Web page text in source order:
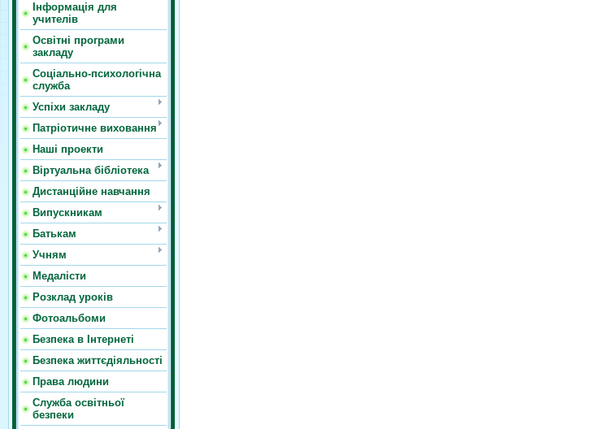
Інформація для
учителів
Освітні програми
закладу
Соціально-психологічна
служба
Успіхи закладу
Патріотичне виховання
Наші проекти
Віртуальна бібліотека
Дистанційне навчання
Випускникам
Батькам
Учням
Медалісти
Розклад уроків
Фотоальбоми
Безпека в Інтернеті
Безпека життєдіяльності
Права людини
Служба освітньої
безпеки